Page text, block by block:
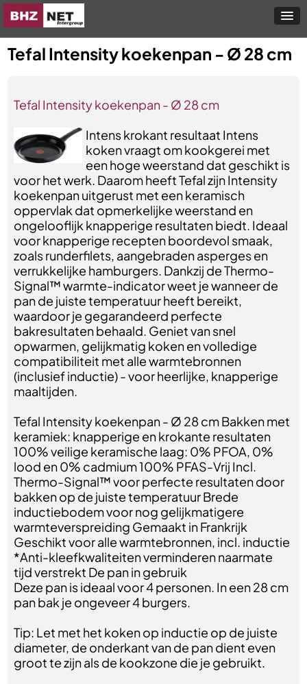
Tefal Intensity koekenpan - Ø 28 cm
Tefal Intensity koekenpan - Ø 28 cm
Intens krokant resultaat Intens
koken vraagt ​​om kookgerei met
een hoge weerstand dat geschikt is
voor het werk. Daarom heeft Tefal zijn Intensity
koekenpan uitgerust met een keramisch
oppervlak dat opmerkelijke weerstand en
ongelooflijk knapperige resultaten biedt. Ideaal
voor knapperige recepten boordevol smaak,
zoals runderfilets, aangebraden asperges en
verrukkelijke hamburgers. Dankzij de Thermo-
Signal™ warmte-indicator weet je wanneer de
pan de juiste temperatuur heeft bereikt,
waardoor je gegarandeerd perfecte
bakresultaten behaald. Geniet van snel
opwarmen, gelijkmatig koken en volledige
compatibiliteit met alle warmtebronnen
(inclusief inductie) - voor heerlijke, knapperige
maaltijden.
Tefal Intensity koekenpan - Ø 28 cm Bakken met
keramiek: knapperige en krokante resultaten
100% veilige keramische laag: 0% PFOA, 0%
lood en 0% cadmium 100% PFAS-Vrij Incl.
Thermo-Signal™ voor perfecte resultaten door
bakken op de juiste temperatuur Brede
inductiebodem voor nog gelijkmatigere
warmteverspreiding Gemaakt in Frankrijk
Geschikt voor alle warmtebronnen, incl. inductie
*Anti-kleefkwaliteiten verminderen naarmate
tijd verstrekt De pan in gebruik
Deze pan is ideaal voor 4 personen. In een 28 cm
pan bak je ongeveer 4 burgers.
Tip: Let met het koken op inductie op de juiste
diameter, de onderkant van de pan dient even
groot te zijn als de kookzone die je gebruikt.